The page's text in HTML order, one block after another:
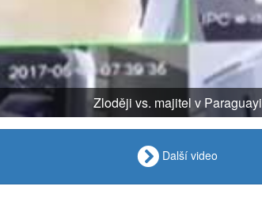
Zloději vs. majitel v Paraguayi
Další video